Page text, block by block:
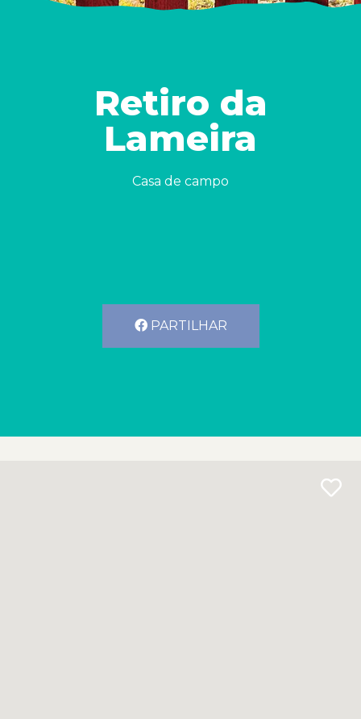
Retiro da
Lameira
Casa de campo
PARTILHAR